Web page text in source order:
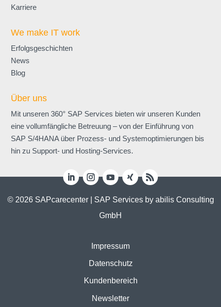
Karriere
We make IT work
Erfolgsgeschichten
News
Blog
Über uns
Mit unseren 360° SAP Services bieten wir unseren Kunden
eine voll­umfängliche Betreuung – von der Einführung von
SAP S/4HANA über Prozess- und Systemoptimierungen bis
hin zu Support- und Hosting-Services.
© 2026 SAPcarecenter | SAP Services by abilis Consulting
GmbH
Impressum
Datenschutz
Kundenbereich
Newsletter